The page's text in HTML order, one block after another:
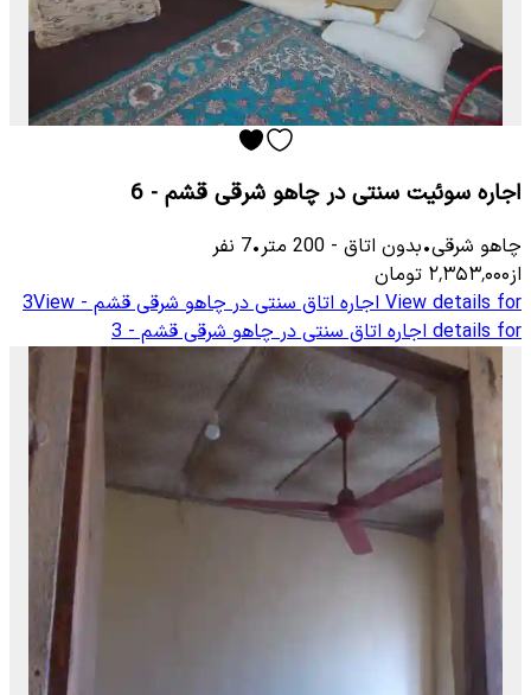
اجاره سوئیت سنتی در چاهو شرقی قشم - 6
چاهو شرقی•بدون اتاق -
200 متر•
7 نفر
از۲٬۳۵۳٬۰۰۰ تومان
View details for اجاره اتاق سنتی در چاهو شرقی قشم - 3View
details for اجاره اتاق سنتی در چاهو شرقی قشم - 3